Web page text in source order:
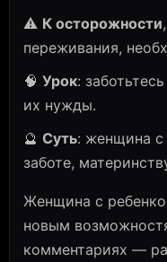
⚠️ К осторожности
переживания,
🧠 Урок:
их нужды.
🔮 Суть: женщина с
заботе,
Женщина с
новым
комментариях —